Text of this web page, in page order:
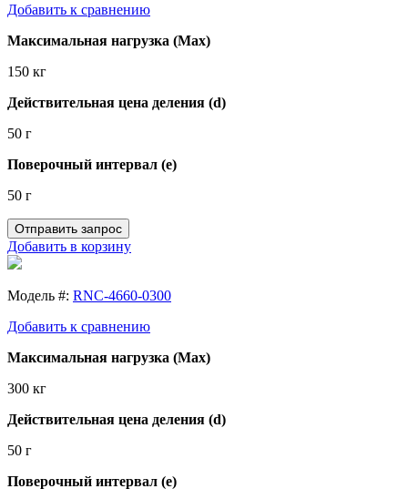
Добавить к сравнению
Максимальная нагрузка (Max)
150 кг
Действительная цена деления (d)
50 г
Поверочный интервал (e)
50 г
Отправить запрос
Добавить в корзину
Модель #: RNC-4660-0300
Добавить к сравнению
Максимальная нагрузка (Max)
300 кг
Действительная цена деления (d)
50 г
Поверочный интервал (e)